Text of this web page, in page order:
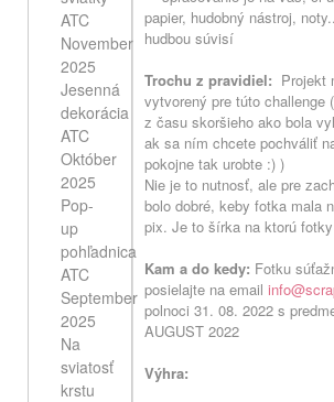
papier, hudobný nástroj,
hudbou súvisí
Trochu z pravidiel: Projekt
vytvorený pre túto challenge
z času skoršieho ako bola
ak sa ním chcete pochváliť
pokojne tak urobte :) )
Nie je to nutnosť, ale pre
bolo dobré, keby fotka mala
pix. Je to šírka na ktorú
Kam a do kedy: Fotku
posielajte na email
polnoci 31. 08. 2022 s
AUGUST 2022
Výhra:
ATC
November
2025
Jesenná
dekorácia
ATC
Október
2025
Pop-
up
pohľadnica
ATC
September
2025
Na
sviatosť
krstu